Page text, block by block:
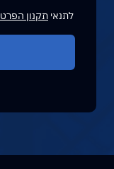
לתנאי תקנון הפרטיות